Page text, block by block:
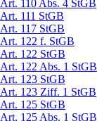
Art. 110 Abs. 4 StGB
Art. 111 StGB
Art. 117 StGB
Art. 122 f. StGB
Art. 122 StGB
Art. 122 Abs. 1 StGB
Art. 123 StGB
Art. 123 Ziff. 1 StGB
Art. 125 StGB
Art. 125 Abs. 1 StGB